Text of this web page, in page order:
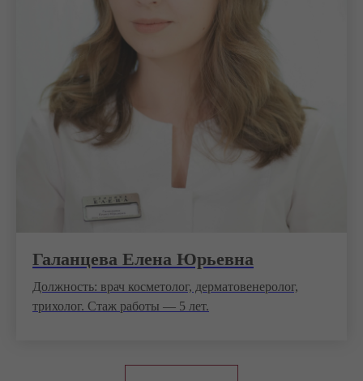
Галанцева Елена Юрьевна
Должность: врач косметолог, дерматовенеролог,
трихолог. Стаж работы — 5 лет.